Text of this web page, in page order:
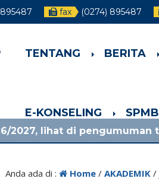
fax (0274) 895487
TENTANG BERITA
E-KONSELING SPMB
pengumuman terbaru!
Anda ada di : Home/ AKADEMIK/